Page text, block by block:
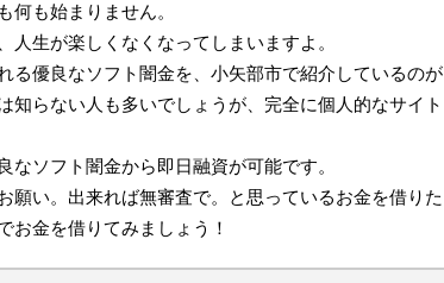
何も始まりません。
生が楽しくなくなってしまいますよ。
る優良なソフト闇金を、小矢部市で紹介しているのが
知らない人も多いでしょうが、完全に個人的なサイト
ソフト闇金から即日融資が可能です。
願い。出来れば無審査で。と思っているお金を借りた
お金を借りてみましょう！